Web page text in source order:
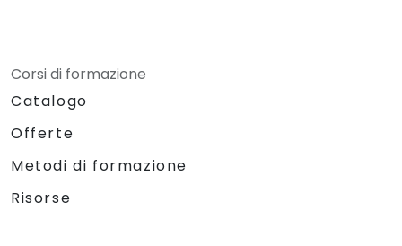
Corsi di formazione
Catalogo
Offerte
Metodi di formazione
Risorse